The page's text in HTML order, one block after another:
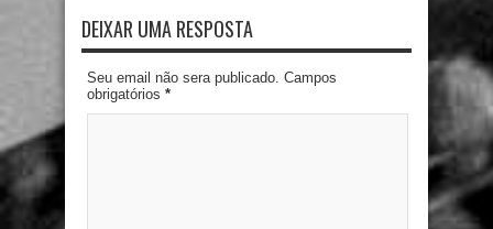
DEIXAR UMA RESPOSTA
Seu email não sera publicado. Campos
obrigatórios *